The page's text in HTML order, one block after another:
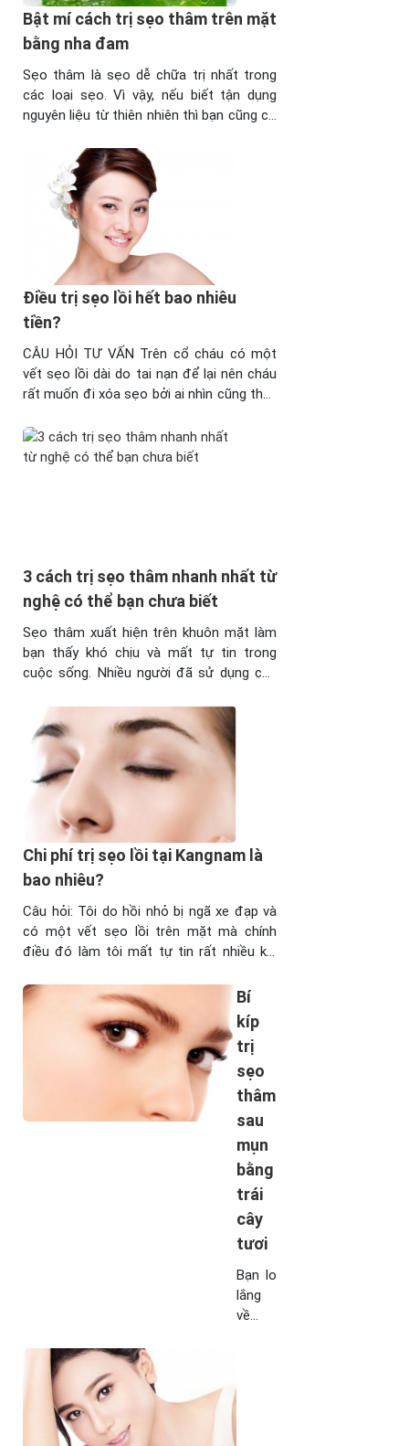
Bật mí cách trị sẹo thâm trên mặt
bằng nha đam
Sẹo thâm là sẹo dễ chữa trị nhất trong
các loại sẹo. Vì vậy, nếu biết tận dụng
nguyên liệu từ thiên nhiên thì bạn cũng có
cùng khám phá cách trị sẹo thâm trên
mặt bằng nha đam dưới đây xem sao
nhé! 1. Cách trị sẹo ...
Điều trị sẹo lồi hết bao nhiêu
tiền?
CÂU HỎI TƯ VẤN Trên cổ cháu có một
vết sẹo lồi dài do tai nạn để lại nên cháu
rất muốn đi xóa sẹo bởi ai nhìn cũng thấy
eo hẹp nên cháu muốn hỏi trước là điều
trị sẹo lồi hết bao nhiêu tiền ...
3 cách trị sẹo thâm nhanh nhất từ
nghệ có thể bạn chưa biết
Sẹo thâm xuất hiện trên khuôn mặt làm
bạn thấy khó chịu và mất tự tin trong
cuộc sống. Nhiều người đã sử dụng các
đam, mật ong, dầu oliu…và đặc biệt là
nghệ tươi để trị sẹo thâm tại nhà. Dưới
đây chúng tôi ...
Chi phí trị sẹo lồi tại Kangnam là
bao nhiêu?
Câu hỏi: Tôi do hồi nhỏ bị ngã xe đạp và
có một vết sẹo lồi trên mặt mà chính
điều đó làm tôi mất tự tin rất nhiều khi
Kangnam cho tôi biết là nếu xóa sẹo lồi
của tôi thì chi phí hết bao nhiêu? Tôi ...
Bí
kíp
trị
sẹo
thâm
sau
mụn
bằng
trái
cây
tươi
Bạn lo
lắng
về